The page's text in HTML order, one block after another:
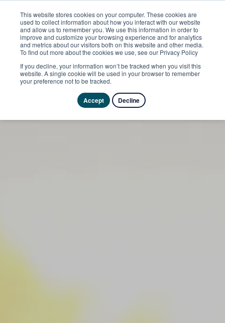
This website stores cookies on your computer. These cookies are
used to collect information about how you interact with our website
and allow us to remember you. We use this information in order to
improve and customize your browsing experience and for analytics
and metrics about our visitors both on this website and other media.
To find out more about the cookies we use, see our Privacy Policy
If you decline, your information won’t be tracked when you visit this
website. A single cookie will be used in your browser to remember
your preference not to be tracked.
Accept Decline